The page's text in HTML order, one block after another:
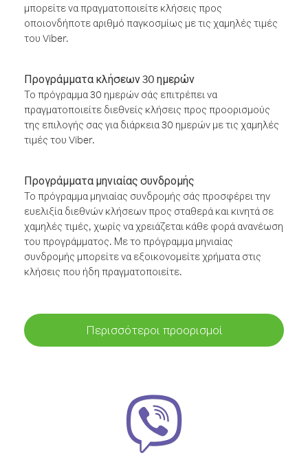
μπορείτε να πραγματοποιείτε κλήσεις προς
οποιονδήποτε αριθμό παγκοσμίως με τις χαμηλές τιμές
του Viber.
Προγράμματα κλήσεων 30 ημερών
Το πρόγραμμα 30 ημερών σάς επιτρέπει να
πραγματοποιείτε διεθνείς κλήσεις προς προορισμούς
της επιλογής σας για διάρκεια 30 ημερών με τις χαμηλές
τιμές του Viber.
Προγράμματα μηνιαίας συνδρομής
Το πρόγραμμα μηνιαίας συνδρομής σάς προσφέρει την
ευελιξία διεθνών κλήσεων προς σταθερά και κινητά σε
χαμηλές τιμές, χωρίς να χρειάζεται κάθε φορά ανανέωση
του προγράμματος. Με το πρόγραμμα μηνιαίας
συνδρομής μπορείτε να εξοικονομείτε χρήματα στις
κλήσεις που ήδη πραγματοποιείτε.
Περισσότεροι προορισμοί